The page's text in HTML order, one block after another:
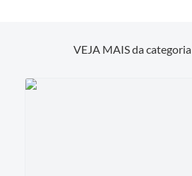
VEJA MAIS da categoria